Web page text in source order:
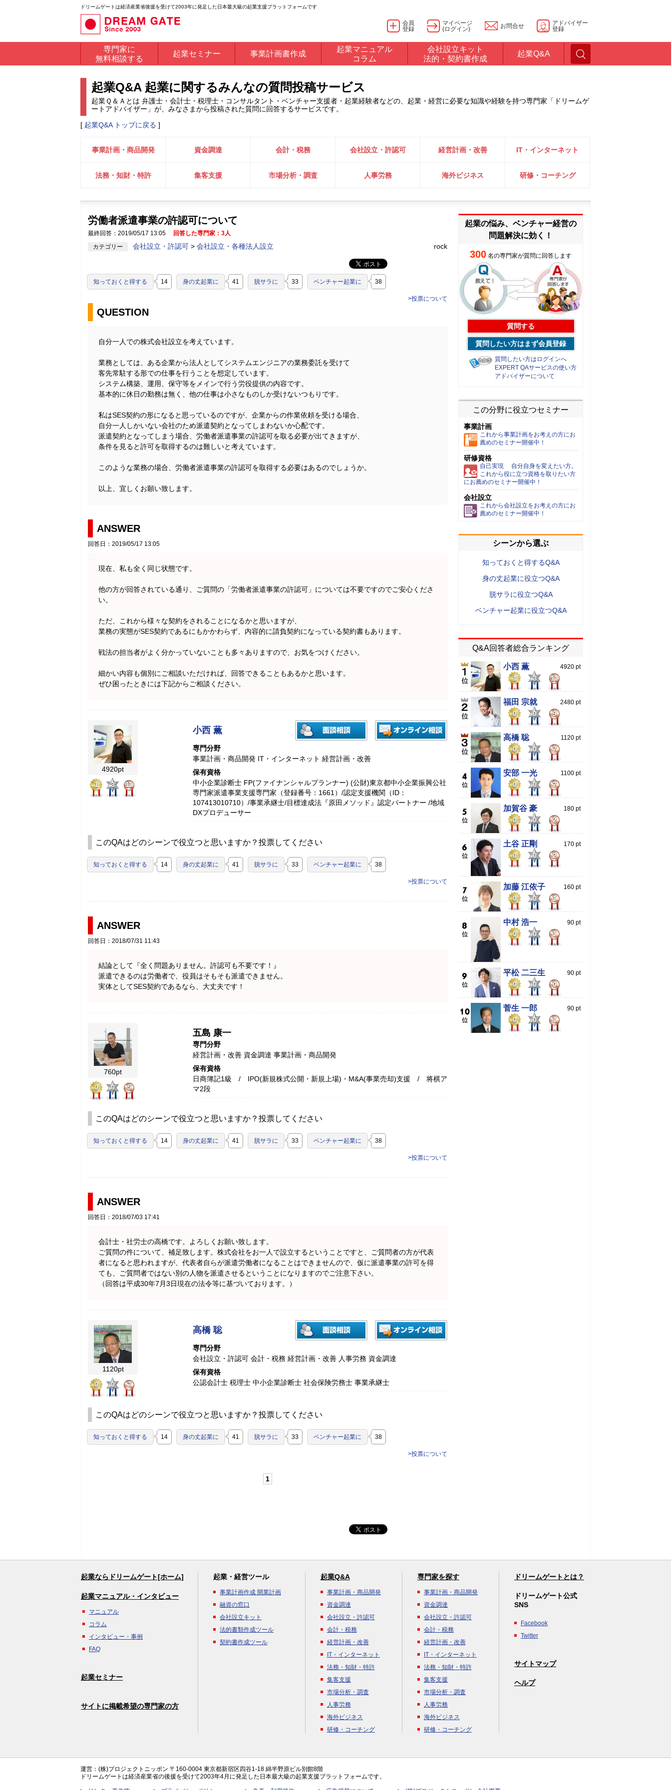
ドリームゲートは経済産業省後援を受けて2003年に発足した日本最大級の起業支援プラットフォームです
会員
登録
マイページ
(ログイン)
お問合せ
アドバイザー
登録
専門家に
無料相談する
起業セミナー 事業計画書作成
起業マニュアル
コラム
会社設立キット
法的・契約書作成
起業Q&A
起業Q&A 起業に関するみんなの質問投稿サービス
起業Ｑ＆Ａとは 弁護士・会計士・税理士・コンサルタント・ベンチャー支援者・起業経験者などの、起業・経営に必要な知識や経験を持つ専門家「ドリームゲ
ートアドバイザー」が、みなさまから投稿された質問に回答するサービスです。
[ 起業Q&A トップに戻る ]
事業計画・商品開発 資金調達 会計・税務 会社設立・許認可 経営計画・改善 IT・インターネット
法務・知財・特許 集客支援 市場分析・調査 人事労務 海外ビジネス 研修・コーチング
労働者派遣事業の許認可について
最終回答：2019/05/17 13:05
回答した専門家：3人
カテゴリー
会社設立・許認可 > 会社設立・各種法人設立 rock
知っておくと得する 14 身の丈起業に 41 脱サラに 33 ベンチャー起業に 38
>投票について
QUESTION
自分一人での株式会社設立を考えています。
業務としては、ある企業から法人としてシステムエンジニアの業務委託を受けて
客先常駐する形での仕事を行うことを想定しています。
システム構築、運用、保守等をメインで行う労役提供の内容です。
基本的に休日の勤務は無く、他の仕事は小さなものしか受けないつもりです。
私はSES契約の形になると思っているのですが、企業からの作業依頼を受ける場合、
自分一人しかいない会社のため派遣契約となってしまわないか心配です。
派遣契約となってしまう場合、労働者派遣事業の許認可を取る必要が出てきますが、
条件を見ると許可を取得するのは難しいと考えています。
このような業務の場合、労働者派遣事業の許認可を取得する必要はあるのでしょうか。
以上、宜しくお願い致します。
ANSWER
回答日：2019/05/17 13:05
現在、私も全く同じ状態です。
他の方が回答されている通り、ご質問の「労働者派遣事業の許認可」については不要ですのでご安心くださ
い。
ただ、これから様々な契約をされることになるかと思いますが、
業務の実態がSES契約であるにもかかわらず、内容的に請負契約になっている契約書もあります。
戦法の担当者がよく分かっていないことも多々ありますので、お気をつけください。
細かい内容も個別にご相談いただければ、回答できることもあるかと思います。
ぜひ困ったときには下記からご相談ください。
4920pt
1
3 11
小西 薫
専門分野
事業計画・商品開発 IT・インターネット 経営計画・改善
保有資格
中小企業診断士 FP(ファイナンシャルプランナー) (公財)東京都中小企業振興公社
専門家派遣事業支援専門家（登録番号：1661）/認定支援機関（ID：
107413010710）/事業承継士/目標達成法『原田メソッド』認定パートナー /地域
DXプロデューサー
このQAはどのシーンで役立つと思いますか？投票してください
知っておくと得する 14 身の丈起業に 41 脱サラに 33 ベンチャー起業に 38
>投票について
ANSWER
回答日：2018/07/31 11:43
結論として『全く問題ありません。許認可も不要です！』
派遣できるのは労働者で、役員はそもそも派遣できません。
実体としてSES契約であるなら、大丈夫です！
760pt
0
0 5
五島 康一
専門分野
経営計画・改善 資金調達 事業計画・商品開発
保有資格
日商簿記1級 / IPO(新規株式公開・新規上場)・M&A(事業売却)支援 / 将棋ア
マ2段
このQAはどのシーンで役立つと思いますか？投票してください
知っておくと得する 14 身の丈起業に 41 脱サラに 33 ベンチャー起業に 38
>投票について
ANSWER
回答日：2018/07/03 17:41
会計士・社労士の高橋です。よろしくお願い致します。
ご質問の件について、補足致します。株式会社をお一人で設立するということですと、ご質問者の方が代表
者になると思われますが、代表者自らが派遣労働者になることはできませんので、仮に派遣事業の許可を得
ても、ご質問者ではない別の人物を派遣させるということになりますのでご注意下さい。
（回答は平成30年7月3日現在の法令等に基づいております。）
1120pt
0
0 7
高橋 聡
専門分野
会社設立・許認可 会計・税務 経営計画・改善 人事労務 資金調達
保有資格
公認会計士 税理士 中小企業診断士 社会保険労務士 事業承継士
このQAはどのシーンで役立つと思いますか？投票してください
知っておくと得する 14 身の丈起業に 41 脱サラに 33 ベンチャー起業に 38
>投票について
1
起業の悩み、ベンチャー経営の
問題解決に効く！
300 名の専門家が質問に回答します
質問する
質問したい方はまず会員登録
質問したい方はログインへ
EXPERT QAサービスの使い方
アドバイザーについて
この分野に役立つセミナー
事業計画
これから事業計画をお考えの方にお
薦めのセミナー開催中！
研修資格
自己実現 自分自身を変えたい方。
これから役に立つ資格を取りたい方
にお薦めのセミナー開催中！
会社設立
これから会社設立をお考えの方にお
薦めのセミナー開催中！
シーンから選ぶ
知っておくと得するQ&A
身の丈起業に役立つQ&A
脱サラに役立つQ&A
ベンチャー起業に役立つQ&A
Q&A回答者総合ランキング
小西 薫 4920 pt
1 3 11
福田 宗就 2480 pt
0 0 9
高橋 聡 1120 pt
0 0 7
安部 一光 1100 pt
0 0 7
加賀谷 豪 180 pt
0 0 2
土谷 正剛 170 pt
0 0 2
加藤 江依子 160 pt
0 0 1
中村 浩一 90 pt
0 0 1
平松 二三生 90 pt
0 0 0
菅生 一郎 90 pt
0 0 1
起業ならドリームゲート[ホーム]
起業マニュアル・インタビュー
マニュアル
コラム
インタビュー・事例
FAQ
起業セミナー
サイトに掲載希望の専門家の方
起業・経営ツール
事業計画作成 開業計画
融資の窓口
会社設立キット
法的書類作成ツール
契約書作成ツール
起業Q&A
事業計画・商品開発
資金調達
会社設立・許認可
会計・税務
経営計画・改善
IT・インターネット
法務・知財・特許
集客支援
市場分析・調査
人事労務
海外ビジネス
研修・コーチング
専門家を探す
事業計画・商品開発
資金調達
会社設立・許認可
会計・税務
経営計画・改善
IT・インターネット
法務・知財・特許
集客支援
市場分析・調査
人事労務
海外ビジネス
研修・コーチング
ドリームゲートとは？
ドリームゲート公式
SNS
Facebook
Twitter
サイトマップ
ヘルプ
運営：(株)プロジェクトニッポン 〒160-0004 東京都新宿区四谷1-18 綿半野原ビル別館8階
ドリームゲートは経済産業省の後援を受けて2003年4月に発足した日本最大級の起業支援プラットフォームです。